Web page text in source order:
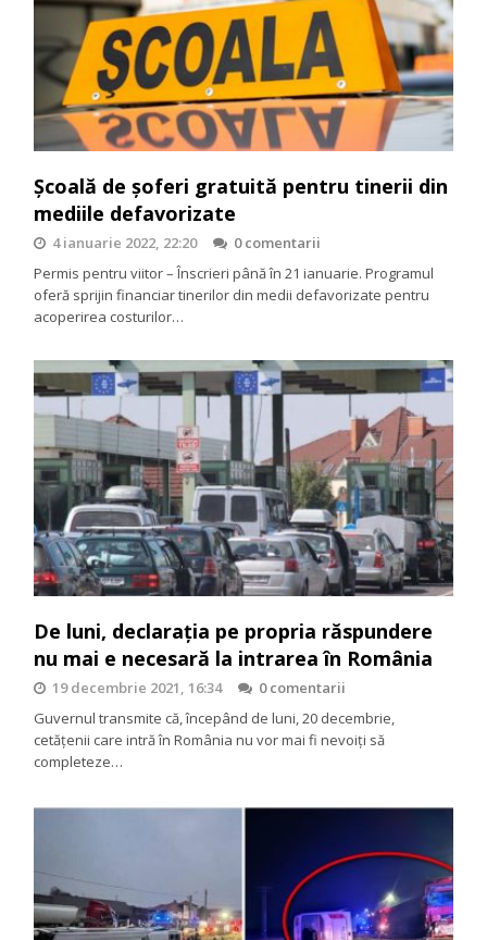
Școală de șoferi gratuită pentru tinerii din
mediile defavorizate
4 ianuarie 2022, 22:20
0 comentarii
Permis pentru viitor – Înscrieri până în 21 ianuarie. Programul
oferă sprijin financiar tinerilor din medii defavorizate pentru
acoperirea costurilor…
De luni, declarația pe propria răspundere
nu mai e necesară la intrarea în România
19 decembrie 2021, 16:34
0 comentarii
Guvernul transmite că, începând de luni, 20 decembrie,
cetățenii care intră în România nu vor mai fi nevoiți să
completeze…